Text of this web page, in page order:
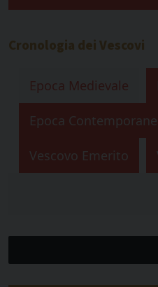
Cronologia dei Vescovi
Epoca Medievale
Epoca
Vescovo Emerito